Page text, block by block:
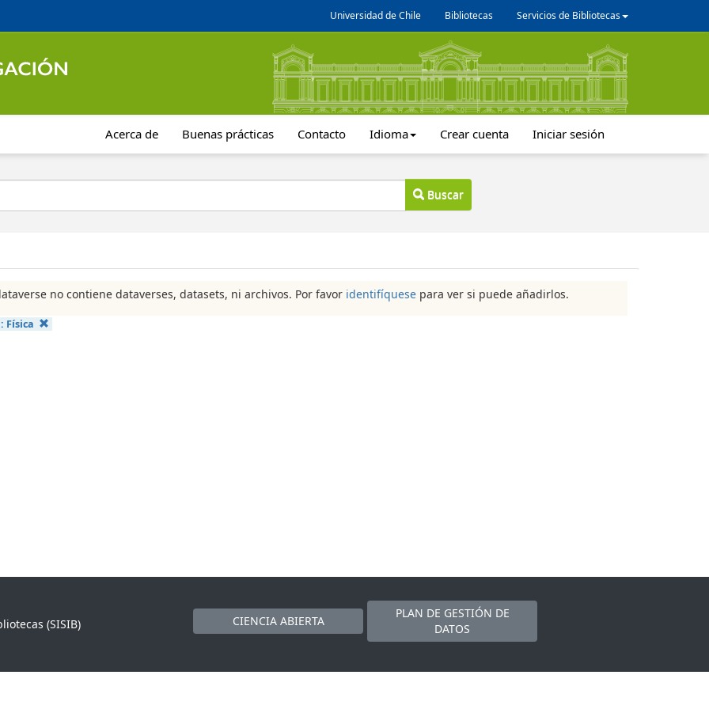
Universidad de Chile Bibliotecas Servicios de Bibliotecas
Acerca de Buenas prácticas Contacto Idioma Crear cuenta Iniciar sesión
Buscar
no contiene dataverses, datasets, ni archivos. Por favor identifíquese para ver si puede añadirlos.
Física
(SISIB)
CIENCIA ABIERTA
PLAN DE GESTIÓN DE
DATOS